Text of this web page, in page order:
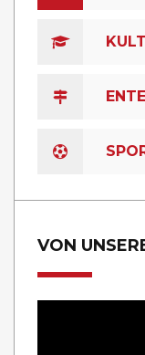
VON